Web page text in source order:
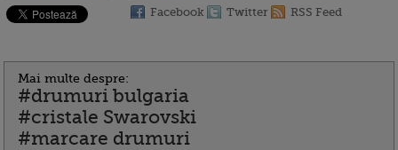
Facebook Twitter RSS Feed
Mai multe despre:
#drumuri bulgaria
#cristale Swarovski
#marcare drumuri